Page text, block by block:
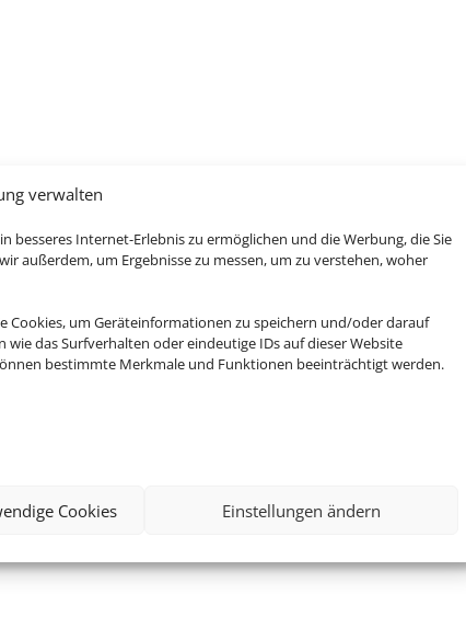
verwalten
besseres Internet-Erlebnis zu ermöglichen und die Werbung, die Sie
außerdem, um Ergebnisse zu messen, um zu verstehen, woher
Cookies, um Geräteinformationen zu speichern und/oder darauf
das Surfverhalten oder eindeutige IDs auf dieser Website
bestimmte Merkmale und Funktionen beeinträchtigt werden.
Cookies Einstellungen ändern